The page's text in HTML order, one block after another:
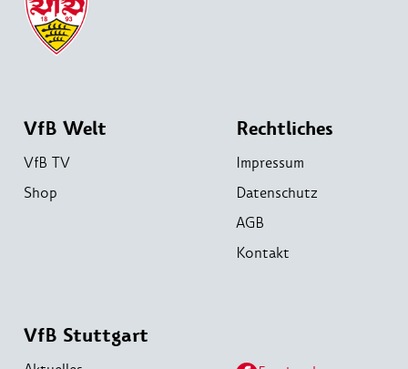
VfB Welt
VfB TV
Shop
Rechtliches
Impressum
Datenschutz
AGB
Kontakt
VfB Stuttgart